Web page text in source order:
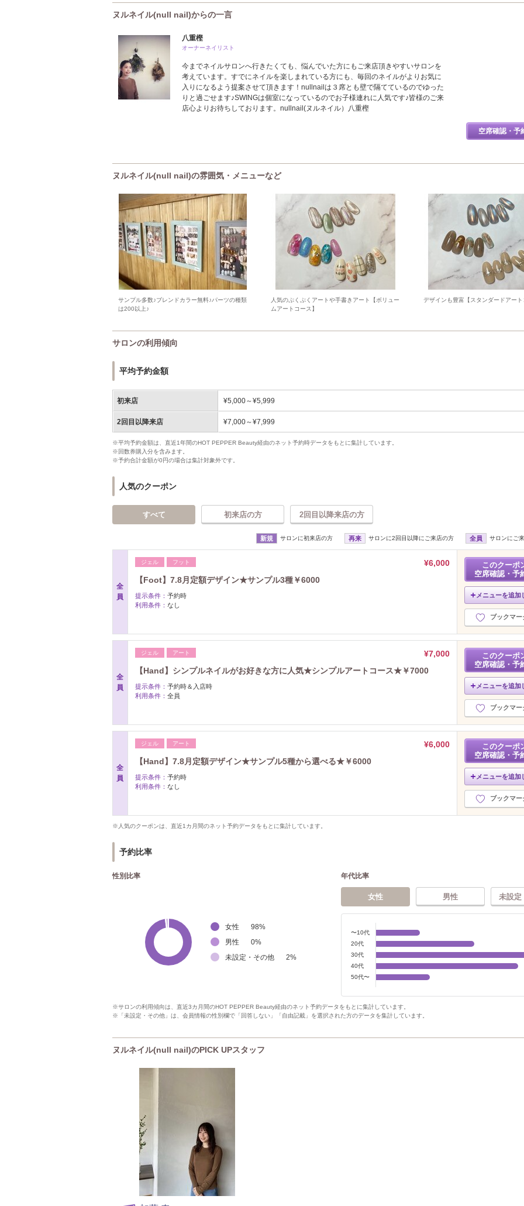
ヌルネイル(null nail)からの一言
八重樫
オーナーネイリスト
今までネイルサロンへ行きたくても、悩んでいた方にもご来店頂きやすいサロンを
考えています。すでにネイルを楽しまれている方にも、毎回のネイルがよりお気に
入りになるよう提案させて頂きます！nullnailは３席とも壁で隔てているのでゆった
りと過ごせます♪SWINGは個室になっているのでお子様連れに人気です♪皆様のご来
店心よりお待ちしております。nullnail(ヌルネイル）八重樫
空席確認・予
ヌルネイル(null nail)の雰囲気・メニューなど
サンプル多数♪ブレンドカラー無料♪パーツの種類
は200以上♪
人気のぷくぷくアートや手書きアート【ボリュー
ムアートコース】
デザインも豊富【スタンダードアー
サロンの利用傾向
平均予約金額
初来店 ¥5,000～¥5,999
2回目以降来店 ¥7,000～¥7,999
※平均予約金額は、直近1年間のHOT PEPPER Beauty経由のネット予約時データをもとに集計しています。
※回数券購入分を含みます。
※予約合計金額が0円の場合は集計対象外です。
人気のクーポン
すべて 初来店の方 2回目以降来店の方
新規 サロンに初来店の方 再来 サロンに2回目以降にご来店の方 全員 サロンにご
全
員
ジェル フット
¥6,000
【Foot】7.8月定額デザイン★サンプル3種￥6000
提示条件： 予約時
利用条件： なし
このクーポ
空席確認・予
メニューを追加
ブックマー
全
員
ジェル アート
¥7,000
【Hand】シンプルネイルがお好きな方に人気★シンプルアートコース★￥7000
提示条件： 予約時＆入店時
利用条件： 全員
このクーポ
空席確認・予
メニューを追加
ブックマー
全
員
ジェル アート
¥6,000
【Hand】7.8月定額デザイン★サンプル5種から選べる★￥6000
提示条件： 予約時
利用条件： なし
このクーポ
空席確認・予
メニューを追加
ブックマー
※人気のクーポンは、直近1カ月間のネット予約データをもとに集計しています。
予約比率
性別比率
女性 98%
男性
0%
未設定・その他
2%
年代比率
女性 男性 未設定
〜10代
20代
30代
40代
50代〜
※サロンの利用傾向は、直近3カ月間のHOT PEPPER Beauty経由のネット予約データをもとに集計しています。
※「未設定・その他」は、会員情報の性別欄で「回答しない」「自由記載」を選択された方のデータを集計しています。
ヌルネイル(null nail)のPICK UPスタッフ